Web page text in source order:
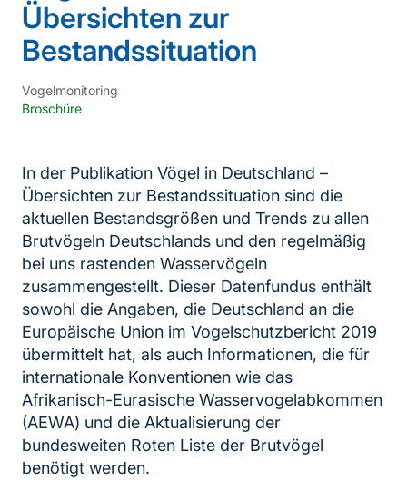
Übersichten zur
Bestandssituation
Vogelmonitoring
Broschüre
In der Publikation Vögel in Deutschland –
Übersichten zur Bestandssituation sind die
aktuellen Bestandsgrößen und Trends zu allen
Brutvögeln Deutschlands und den regelmäßig
bei uns rastenden Wasservögeln
zusammengestellt. Dieser Datenfundus enthält
sowohl die Angaben, die Deutschland an die
Europäische Union im Vogelschutzbericht 2019
übermittelt hat, als auch Informationen, die für
internationale Konventionen wie das
Afrikanisch-Eurasische Wasservogelabkommen
(AEWA) und die Aktualisierung der
bundesweiten Roten Liste der Brutvögel
benötigt werden.